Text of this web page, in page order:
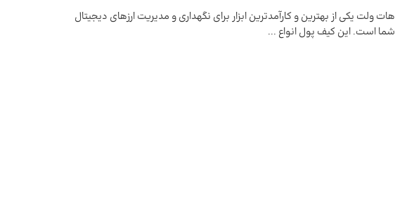
هات ولت یکی از بهترین و کارآمدترین ابزار برای نگهداری و مدیریت ارزهای دیجیتال
شما است. این کیف پول انواع ...